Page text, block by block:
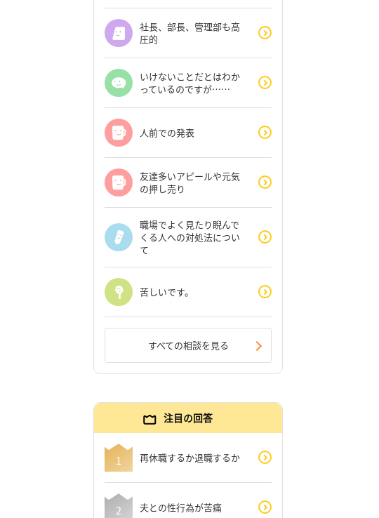
社長、部長、管理部も高
圧的
いけないことだとはわか
っているのですが……
人前での発表
友達多いアピールや元気
の押し売り
職場でよく見たり睨んで
くる人への対処法につい
て
苦しいです。
すべての相談を見る
注目の回答
再休職するか退職するか
夫との性行為が苦痛